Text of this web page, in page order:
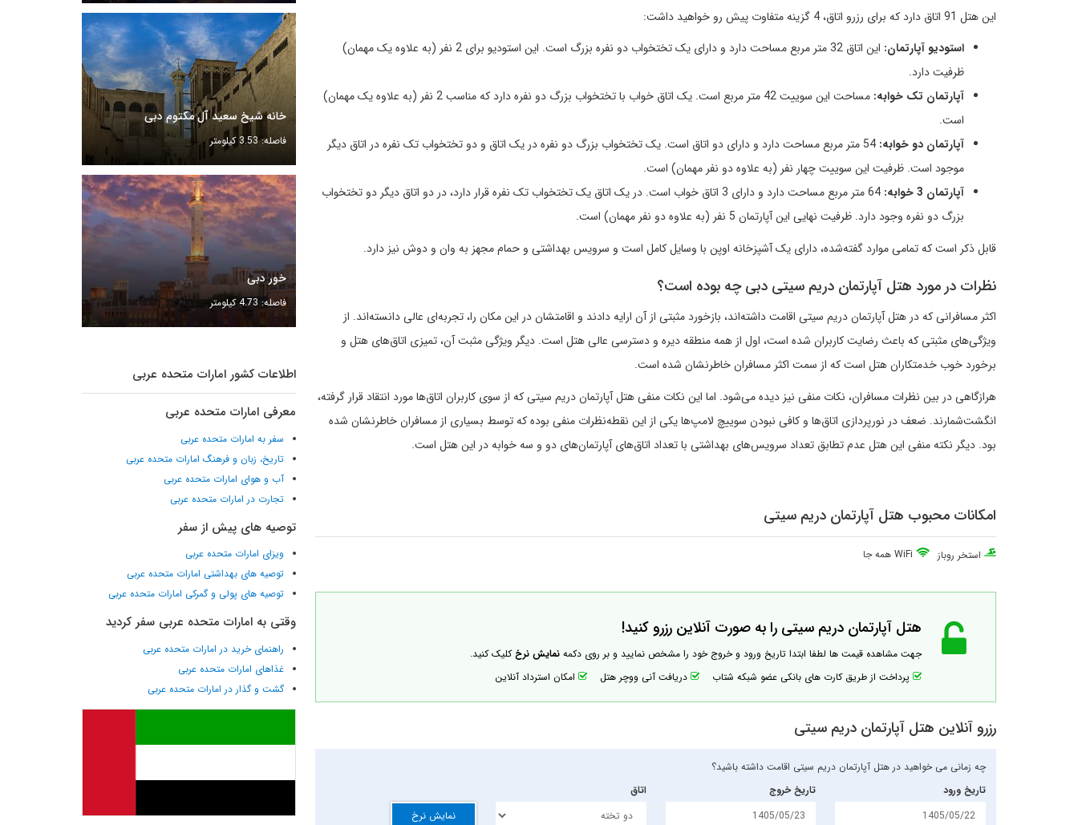
این هتل 91 اتاق دارد که برای رزرو اتاق، 4 گزینه‌ متفاوت پیش رو خواهید داشت:
استودیو آپارتمان:
این اتاق 32 متر مربع مساحت دارد و دارای یک تختخواب دو نفره بزرگ است. این استودیو برای 2 نفر (به علاوه یک مهمان)
ظرفیت دارد.
آپارتمان تک خوابه:
مساحت این سوییت 42 متر مربع است. یک اتاق خواب با تختخواب بزرگ دو نفره دارد که مناسب 2 نفر (به علاوه یک مهمان)
است.
آپارتمان دو خوابه:
54 متر مربع مساحت دارد و دارای دو اتاق است. یک تختخواب بزرگ دو نفره در یک اتاق و دو تختخواب تک نفره در اتاق دیگر
موجود است. ظرفیت این سوییت چهار نفر (به علاوه دو نفر مهمان) است.
آپارتمان 3 خوابه:
64 متر مربع مساحت دارد و دارای 3 اتاق خواب است. در یک اتاق یک تختخواب تک نفره قرار دارد، در دو اتاق دیگر دو تختخواب
بزرگ دو نفره وجود دارد. ظرفیت نهایی این آپارتمان 5 نفر (به علاوه دو نفر مهمان) است.
قابل ذکر است که تمامی موارد گفته‌شده، دارای یک آشپزخانه اوپن با وسایل‌ کامل است و سرویس بهداشتی و حمام مجهز به وان و دوش نیز دارد.
نظرات در مورد هتل آپارتمان دریم سیتی دبی چه بوده است؟
اکثر مسافرانی که در هتل آپارتمان دریم سیتی اقامت داشته‌اند، بازخورد مثبتی از آن ارایه دادند و اقامتشان در این مکان را، تجربه‌ای عالی دانسته‌اند. از
ویژگی‌های مثبتی که باعث رضایت کاربران شده است، اول از همه منطقه دیره و دسترسی عالی هتل است. دیگر ویژگی مثبت آن، تمیزی اتاق‌های هتل و
برخورد خوب خدمتکاران هتل است که از سمت اکثر مسافران خاطرنشان شده است.
هرازگاهی در بین نظرات مسافران، نکات منفی نیز دیده می‌شود. اما این نکات منفی هتل آپارتمان دریم سیتی که از سوی کاربران اتاق‌ها مورد انتقاد قرار گرفته،
انگشت‌شمارند. ضعف در نورپردازی اتاق‌ها و کافی نبودن سوییچ لامپ‌ها یکی از این نقطه‌نظرات منفی بوده که توسط بسیاری از مسافران خاطرنشان شده
بود. دیگر نکته منفی این هتل عدم تطابق تعداد سرویس‌های ‌بهداشتی با تعداد اتاق‌های آپارتمان‌های دو و سه خوابه در این هتل است.
امکانات محبوب هتل آپارتمان دریم سیتی
استخر روباز WiFi همه جا
هتل آپارتمان دریم سیتی را به صورت آنلاین رزرو کنید!
جهت مشاهده قیمت ها لطفا ابتدا تاریخ ورود و خروج خود را مشخص نمایید و بر روی دکمه نمایش نرخکلیک کنید.
پرداخت از طریق کارت های بانکی عضو شبکه شتاب
دریافت آنی ووچر هتل امکان استرداد آنلاین
رزرو آنلاین هتل آپارتمان دریم سیتی
چه زمانی می خواهید در هتل آپارتمان دریم سیتی اقامت داشته باشید؟
تاریخ ورود
تاریخ خروج
اتاق
نمایش نرخ
خانه شیخ سعید آل مکتوم دبی
فاصله: 3.53 کیلومتر
خور دبی
فاصله: 4.73 کیلومتر
اطلاعات کشور امارات متحده عربی
معرفی امارات متحده عربی
سفر به امارات متحده عربی
تاریخ، زبان و فرهنگ امارات متحده عربی
آب و هوای امارات متحده عربی
تجارت در امارات متحده عربی
توصیه های پیش از سفر
ویزای امارات متحده عربی
توصیه های بهداشتی امارات متحده عربی
توصیه های پولی و گمرکی امارات متحده عربی
وقتی به امارات متحده عربی سفر کردید
راهنمای خرید در امارات متحده عربی
غذاهای امارات متحده عربی
گشت و گذار در امارات متحده عربی